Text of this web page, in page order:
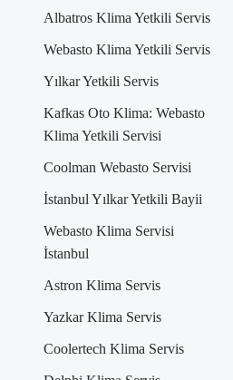
Albatros Klima Yetkili Servis
Webasto Klima Yetkili Servis
Yılkar Yetkili Servis
Kafkas Oto Klima: Webasto
Klima Yetkili Servisi
Coolman Webasto Servisi
İstanbul Yılkar Yetkili Bayii
Webasto Klima Servisi
İstanbul
Astron Klima Servis
Yazkar Klima Servis
Coolertech Klima Servis